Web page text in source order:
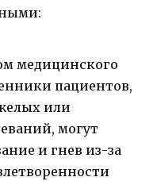
медицинского
пациентов,
или
могут
и гнев из-за